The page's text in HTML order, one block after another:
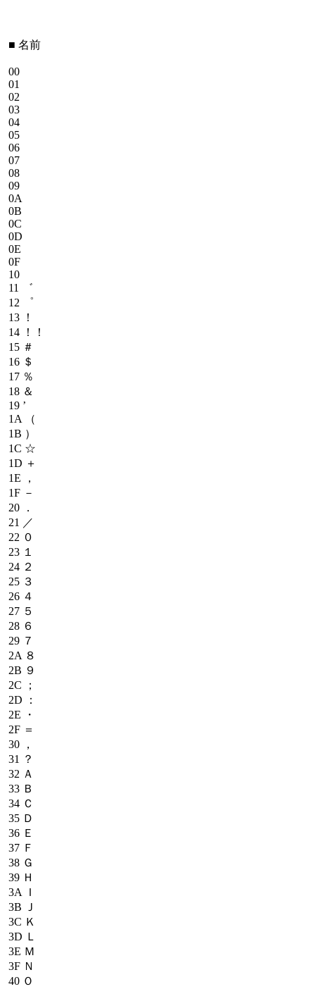
■ 名前
00
01
02
03
04
05
06
07
08
09
0A
0B
0C
0D
0E
0F
10
11
゛
12
゜
13
！
14
！！
15 ＃
16 ＄
17 ％
18 ＆
19 ’
1A
（
1B ）
1C ☆
1D ＋
1E
，
1F －
20
．
21 ／
22 ０
23 １
24 ２
25 ３
26 ４
27 ５
28 ６
29 ７
2A ８
2B ９
2C
；
2D
：
2E
・
2F ＝
30
，
31
？
32 Ａ
33 Ｂ
34 Ｃ
35 Ｄ
36 Ｅ
37 Ｆ
38 Ｇ
39 Ｈ
3A
Ｉ
3B
Ｊ
3C Ｋ
3D Ｌ
3E Ｍ
3F Ｎ
40 Ｏ